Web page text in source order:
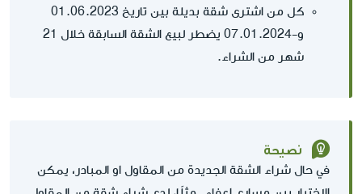
كل من اشترى شقة بديلة بين تاريخ 01.06.2023
و-07.01.2024 يضطر لبيع الشقة السابقة خلال 21
شهر من الشراء.
نصيحة
في حال شراء الشقة الجديدة من المقاول او المبادر، يمكن